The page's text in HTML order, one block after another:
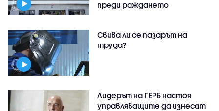
преди раждането
Свива ли се пазарът на
труда?
Лидерът на ГЕРБ настоя
управляващите да изнесат